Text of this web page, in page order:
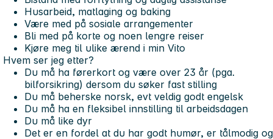
Husarbeid, matlaging og baking
Være med på sosiale arrangementer
Bli med på korte og noen lengre reiser
Kjøre meg til ulike ærend i min Vito
Hvem ser jeg etter?
Du må ha førerkort og være over 23 år (pga.
bilforsikring) dersom du søker fast stilling
Du må beherske norsk, evt veldig godt engelsk
Du må ha en fleksibel innstilling til arbeidsdagen
Du må like dyr
Det er en fordel at du har godt humør, er tålmodig og